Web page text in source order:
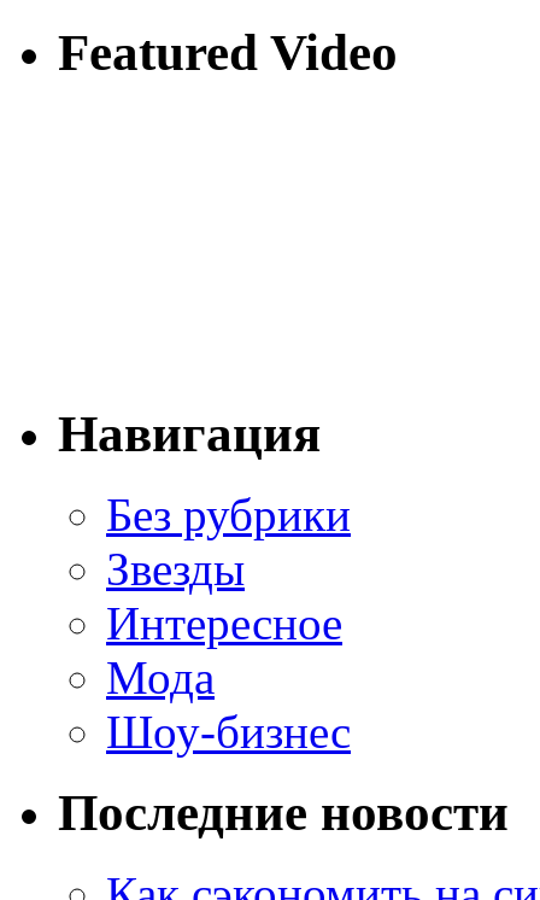
Featured Video
Навигация
Без рубрики
Звезды
Интересное
Мода
Шоу-бизнес
Последние новости